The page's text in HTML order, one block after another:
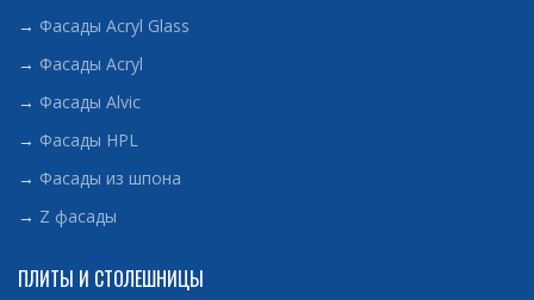
→ Фасады Acryl Glass
→ Фасады Acryl
→ Фасады Alvic
→ Фасады HPL
→ Фасады из шпона
→ Z фасады
ПЛИТЫ И СТОЛЕШНИЦЫ